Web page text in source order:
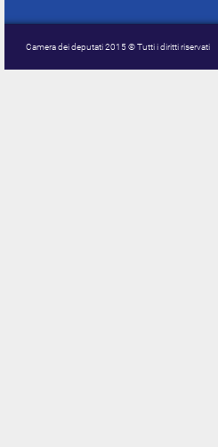
Camera dei deputati 2015 © Tutti i diritti riservati